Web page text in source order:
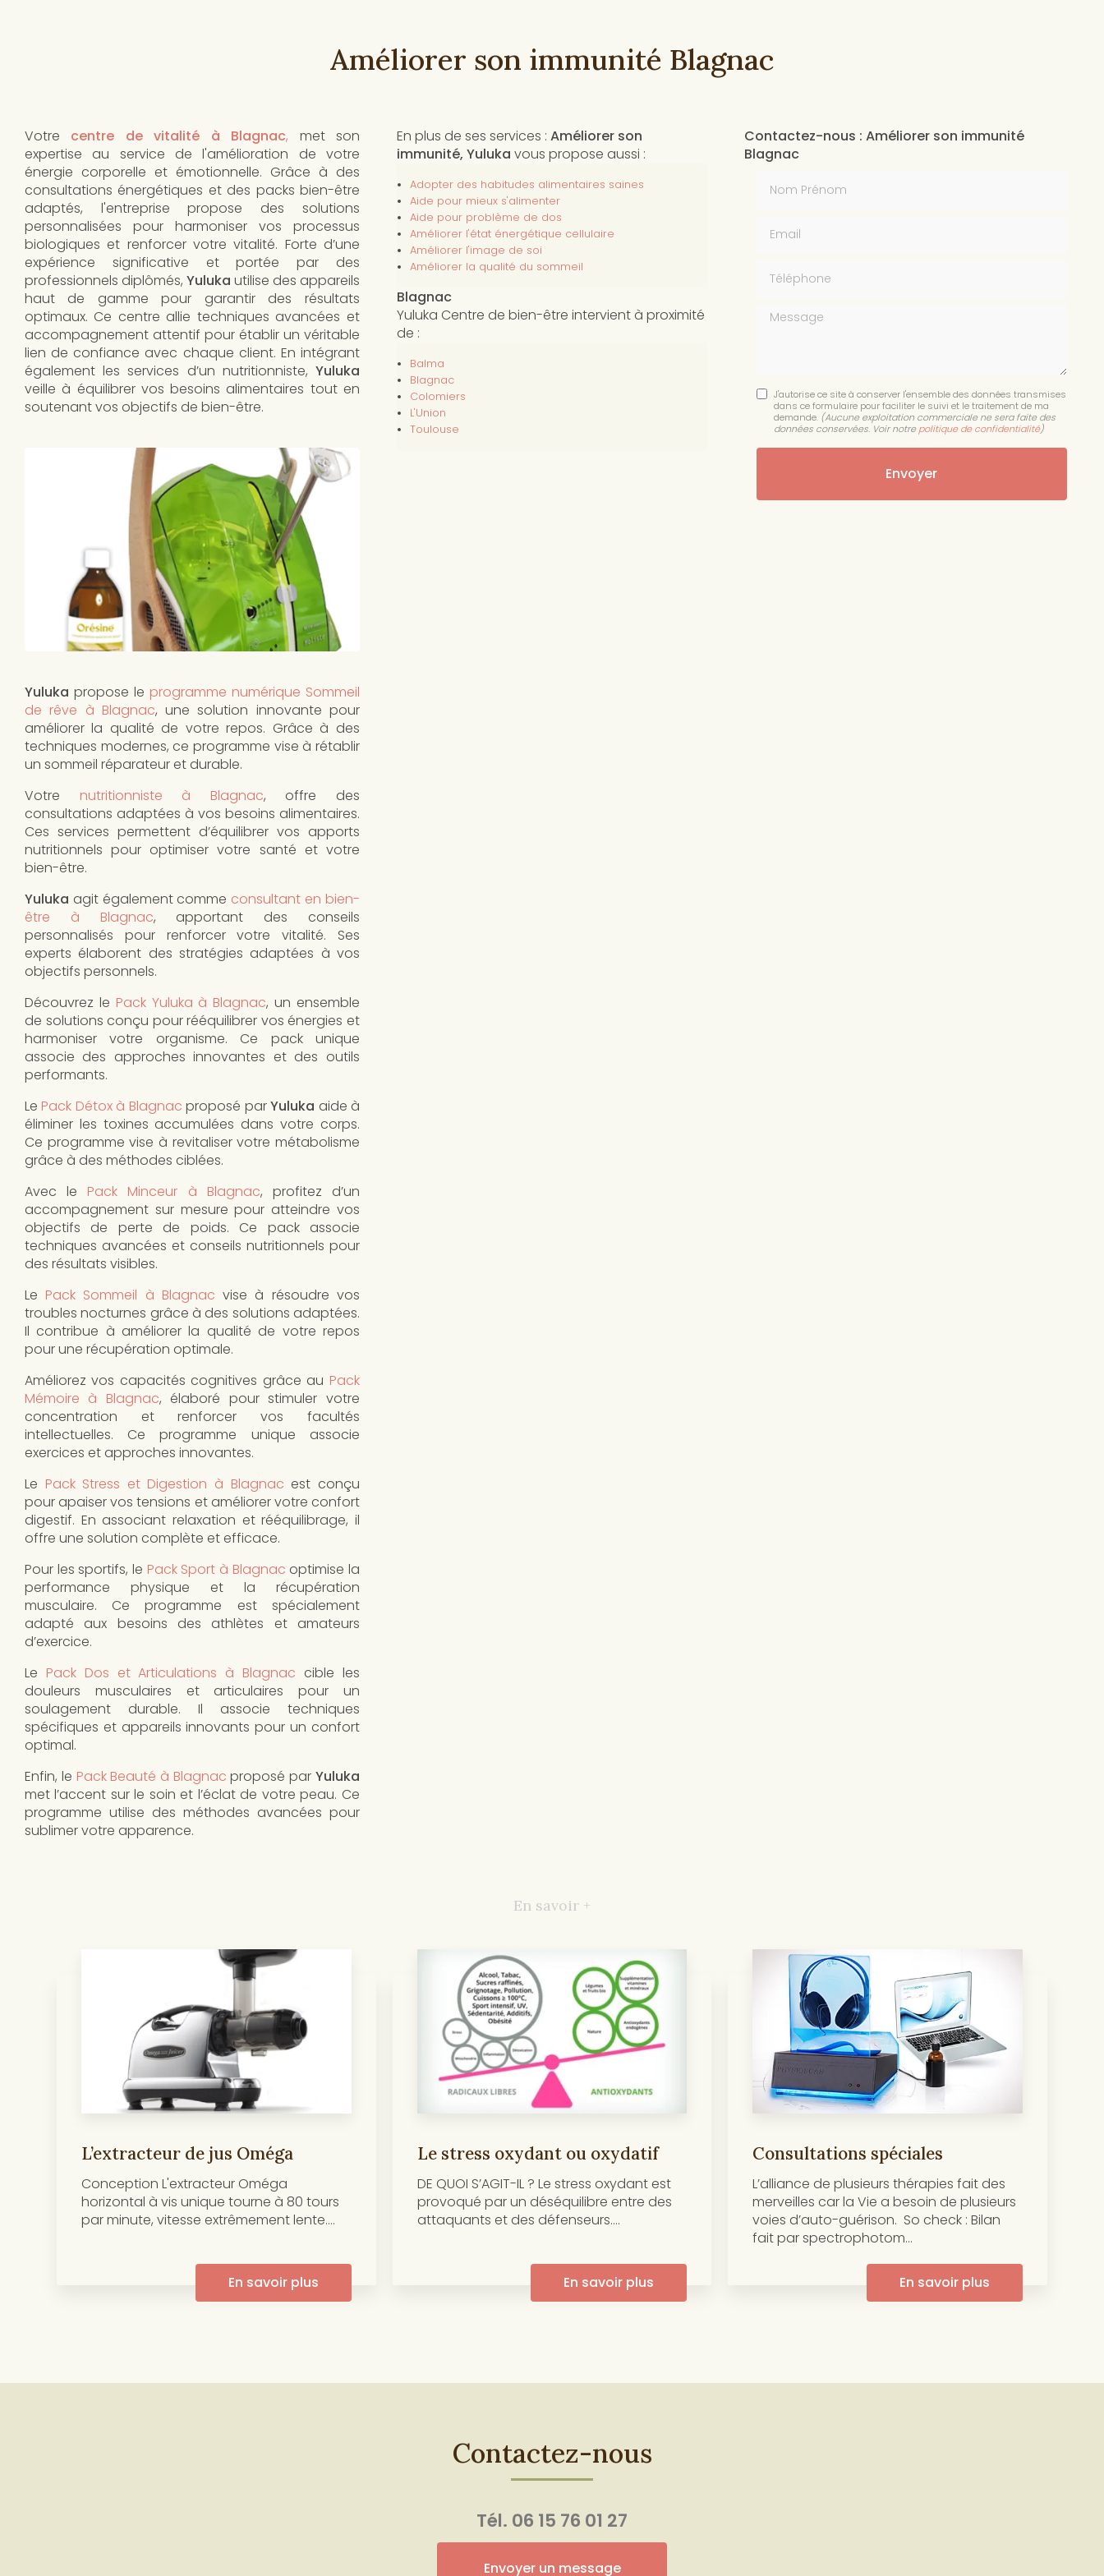
Améliorer son immunité Blagnac
Votre centre de vitalité à Blagnac, met son
expertise au service de l'amélioration de votre
énergie corporelle et émotionnelle. Grâce à des
consultations énergétiques et des packs bien-être
adaptés, l'entreprise propose des solutions
personnalisées pour harmoniser vos processus
biologiques et renforcer votre vitalité. Forte d’une
expérience significative et portée par des
professionnels diplômés, Yuluka utilise des appareils
haut de gamme pour garantir des résultats
optimaux. Ce centre allie techniques avancées et
accompagnement attentif pour établir un véritable
lien de confiance avec chaque client. En intégrant
également les services d’un nutritionniste, Yuluka
veille à équilibrer vos besoins alimentaires tout en
soutenant vos objectifs de bien-être.
Yuluka propose le programme numérique Sommeil
de rêve à Blagnac, une solution innovante pour
améliorer la qualité de votre repos. Grâce à des
techniques modernes, ce programme vise à rétablir
un sommeil réparateur et durable.
Votre nutritionniste à Blagnac, offre des
consultations adaptées à vos besoins alimentaires.
Ces services permettent d’équilibrer vos apports
nutritionnels pour optimiser votre santé et votre
bien-être.
Yuluka agit également comme consultant en bien-
être à Blagnac, apportant des conseils
personnalisés pour renforcer votre vitalité. Ses
experts élaborent des stratégies adaptées à vos
objectifs personnels.
Découvrez le Pack Yuluka à Blagnac, un ensemble
de solutions conçu pour rééquilibrer vos énergies et
harmoniser votre organisme. Ce pack unique
associe des approches innovantes et des outils
performants.
Le Pack Détox à Blagnac proposé parYuluka aide à
éliminer les toxines accumulées dans votre corps.
Ce programme vise à revitaliser votre métabolisme
grâce à des méthodes ciblées.
Avec le Pack Minceur à Blagnac, profitez d’un
accompagnement sur mesure pour atteindre vos
objectifs de perte de poids. Ce pack associe
techniques avancées et conseils nutritionnels pour
des résultats visibles.
Le Pack Sommeil à Blagnac vise à résoudre vos
troubles nocturnes grâce à des solutions adaptées.
Il contribue à améliorer la qualité de votre repos
pour une récupération optimale.
Améliorez vos capacités cognitives grâce au Pack
Mémoire à Blagnac, élaboré pour stimuler votre
concentration et renforcer vos facultés
intellectuelles. Ce programme unique associe
exercices et approches innovantes.
Le Pack Stress et Digestion à Blagnac est conçu
pour apaiser vos tensions et améliorer votre confort
digestif. En associant relaxation et rééquilibrage, il
offre une solution complète et efficace.
Pour les sportifs, le Pack Sport à Blagnac optimise la
performance physique et la récupération
musculaire. Ce programme est spécialement
adapté aux besoins des athlètes et amateurs
d’exercice.
Le Pack Dos et Articulations à Blagnac cible les
douleurs musculaires et articulaires pour un
soulagement durable. Il associe techniques
spécifiques et appareils innovants pour un confort
optimal.
Enfin, le Pack Beauté à Blagnac proposé par Yuluka
met l’accent sur le soin et l’éclat de votre peau. Ce
programme utilise des méthodes avancées pour
sublimer votre apparence.
En plus de ses services : Améliorer son
immunité, Yuluka vous propose aussi :
Adopter des habitudes alimentaires saines
Aide pour mieux s'alimenter
Aide pour problème de dos
Améliorer l'état énergétique cellulaire
Améliorer l'image de soi
Améliorer la qualité du sommeil
Blagnac
Yuluka Centre de bien-être intervient à proximité
de :
Balma
Blagnac
Colomiers
L'Union
Toulouse
Contactez-nous : Améliorer son immunité
Blagnac
Message
J'autorise ce site à conserver l'ensemble des données transmises
dans ce formulaire pour faciliter le suivi et le traitement de ma
demande. (Aucune exploitation commerciale ne sera faite des
données conservées. Voir notre politique de confidentialité)
En savoir +
L’extracteur de jus Oméga
Conception L'extracteur Oméga
horizontal à vis unique tourne à 80 tours
par minute, vitesse extrêmement lente....
En savoir plus
Le stress oxydant ou oxydatif
DE QUOI S’AGIT-IL ? Le stress oxydant est
provoqué par un déséquilibre entre des
attaquants et des défenseurs....
En savoir plus
Consultations spéciales
L’alliance de plusieurs thérapies fait des
merveilles car la Vie a besoin de plusieurs
voies d’auto-guérison. So check : Bilan
fait par spectrophotom...
En savoir plus
Contactez-nous
Tél. 06 15 76 01 27
Envoyer un message